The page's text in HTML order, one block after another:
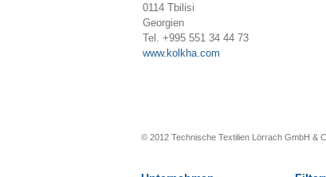
0114 Tbilisi
Georgien
Tel. +995 551 34 44 73
www.kolkha.com
© 2012 Technische Textilien Lörrach GmbH &